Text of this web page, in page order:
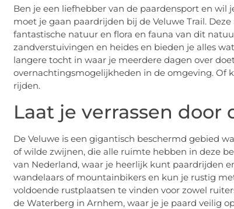
Ben je een liefhebber van de paardensport en
moet je gaan paardrijden bij de Veluwe Trail.
fantastische natuur en flora en fauna van dit
zandverstuivingen en heides en bieden je alles
langere tocht in waar je meerdere dagen over
overnachtingsmogelijkheden in de omgeving. Of
rijden.
Laat je verrassen
De Veluwe is een gigantisch beschermd gebied
of wilde zwijnen, die alle ruimte hebben in deze
van Nederland, waar je heerlijk kunt paardrijden
wandelaars of mountainbikers en kun je rustig
voldoende rustplaatsen te vinden voor zowel
de Waterberg in Arnhem, waar je je paard veilig